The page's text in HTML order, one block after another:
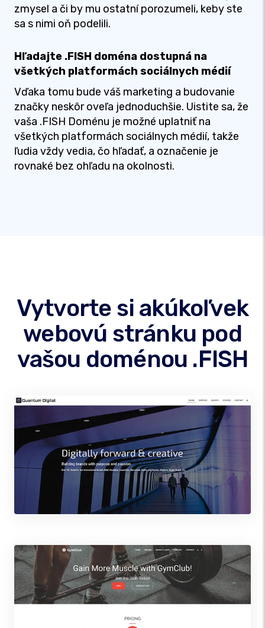
zmysel a či by mu ostatní porozumeli, keby ste
sa s nimi oň podelili.
Hľadajte .FISH doména dostupná na
všetkých platformách sociálnych médií
Vďaka tomu bude váš marketing a budovanie
značky neskôr oveľa jednoduchšie. Uistite sa, že
vaša .FISH Doménu je možné uplatniť na
všetkých platformách sociálnych médií, takže
ľudia vždy vedia, čo hľadať, a označenie je
rovnaké bez ohľadu na okolnosti.
Vytvorte si akúkoľvek
webovú stránku pod
vašou doménou .FISH